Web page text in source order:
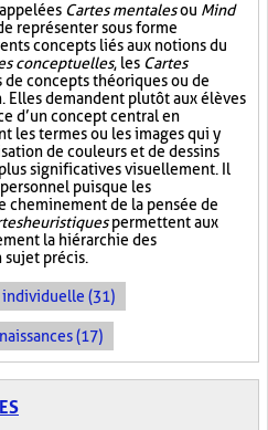
Cartes mentalesou Mind
représenter sous forme
concepts liés aux notions du
conceptuelles, les Cartes
concepts théoriques ou de
Elles demandent plutôt aux élèves
d’un concept central en
les termes ou les images qui y
de couleurs et de dessins
significatives visuellement. Il
puisque les
de la pensée de
heuristiquespermettent aux
la hiérarchie des
sujet précis.
individuelle (31)
(17)